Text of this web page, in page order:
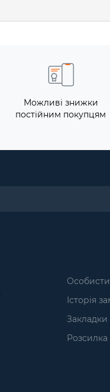
Можливі знижки
постійним покупцям
Історія
Закладки
Розсилка